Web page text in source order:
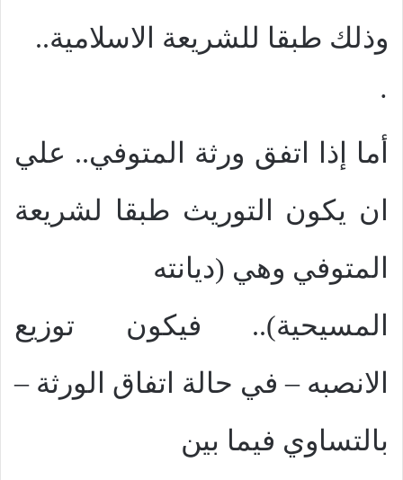
وذلك طبقا للشريعة الاسلامية..
·
أما إذا اتفق ورثة المتوفي.. علي
ان يكون التوريث طبقا لشريعة
المتوفي وهي (ديانته
المسيحية).. فيكون توزيع
الانصبه – في حالة اتفاق الورثة –
بالتساوي فيما بين